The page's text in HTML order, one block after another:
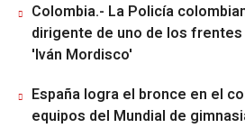
Colombia.- La Policía
dirigente de uno de los
'Iván Mordisco'
España logra el bronce en el
equipos del Mundial de